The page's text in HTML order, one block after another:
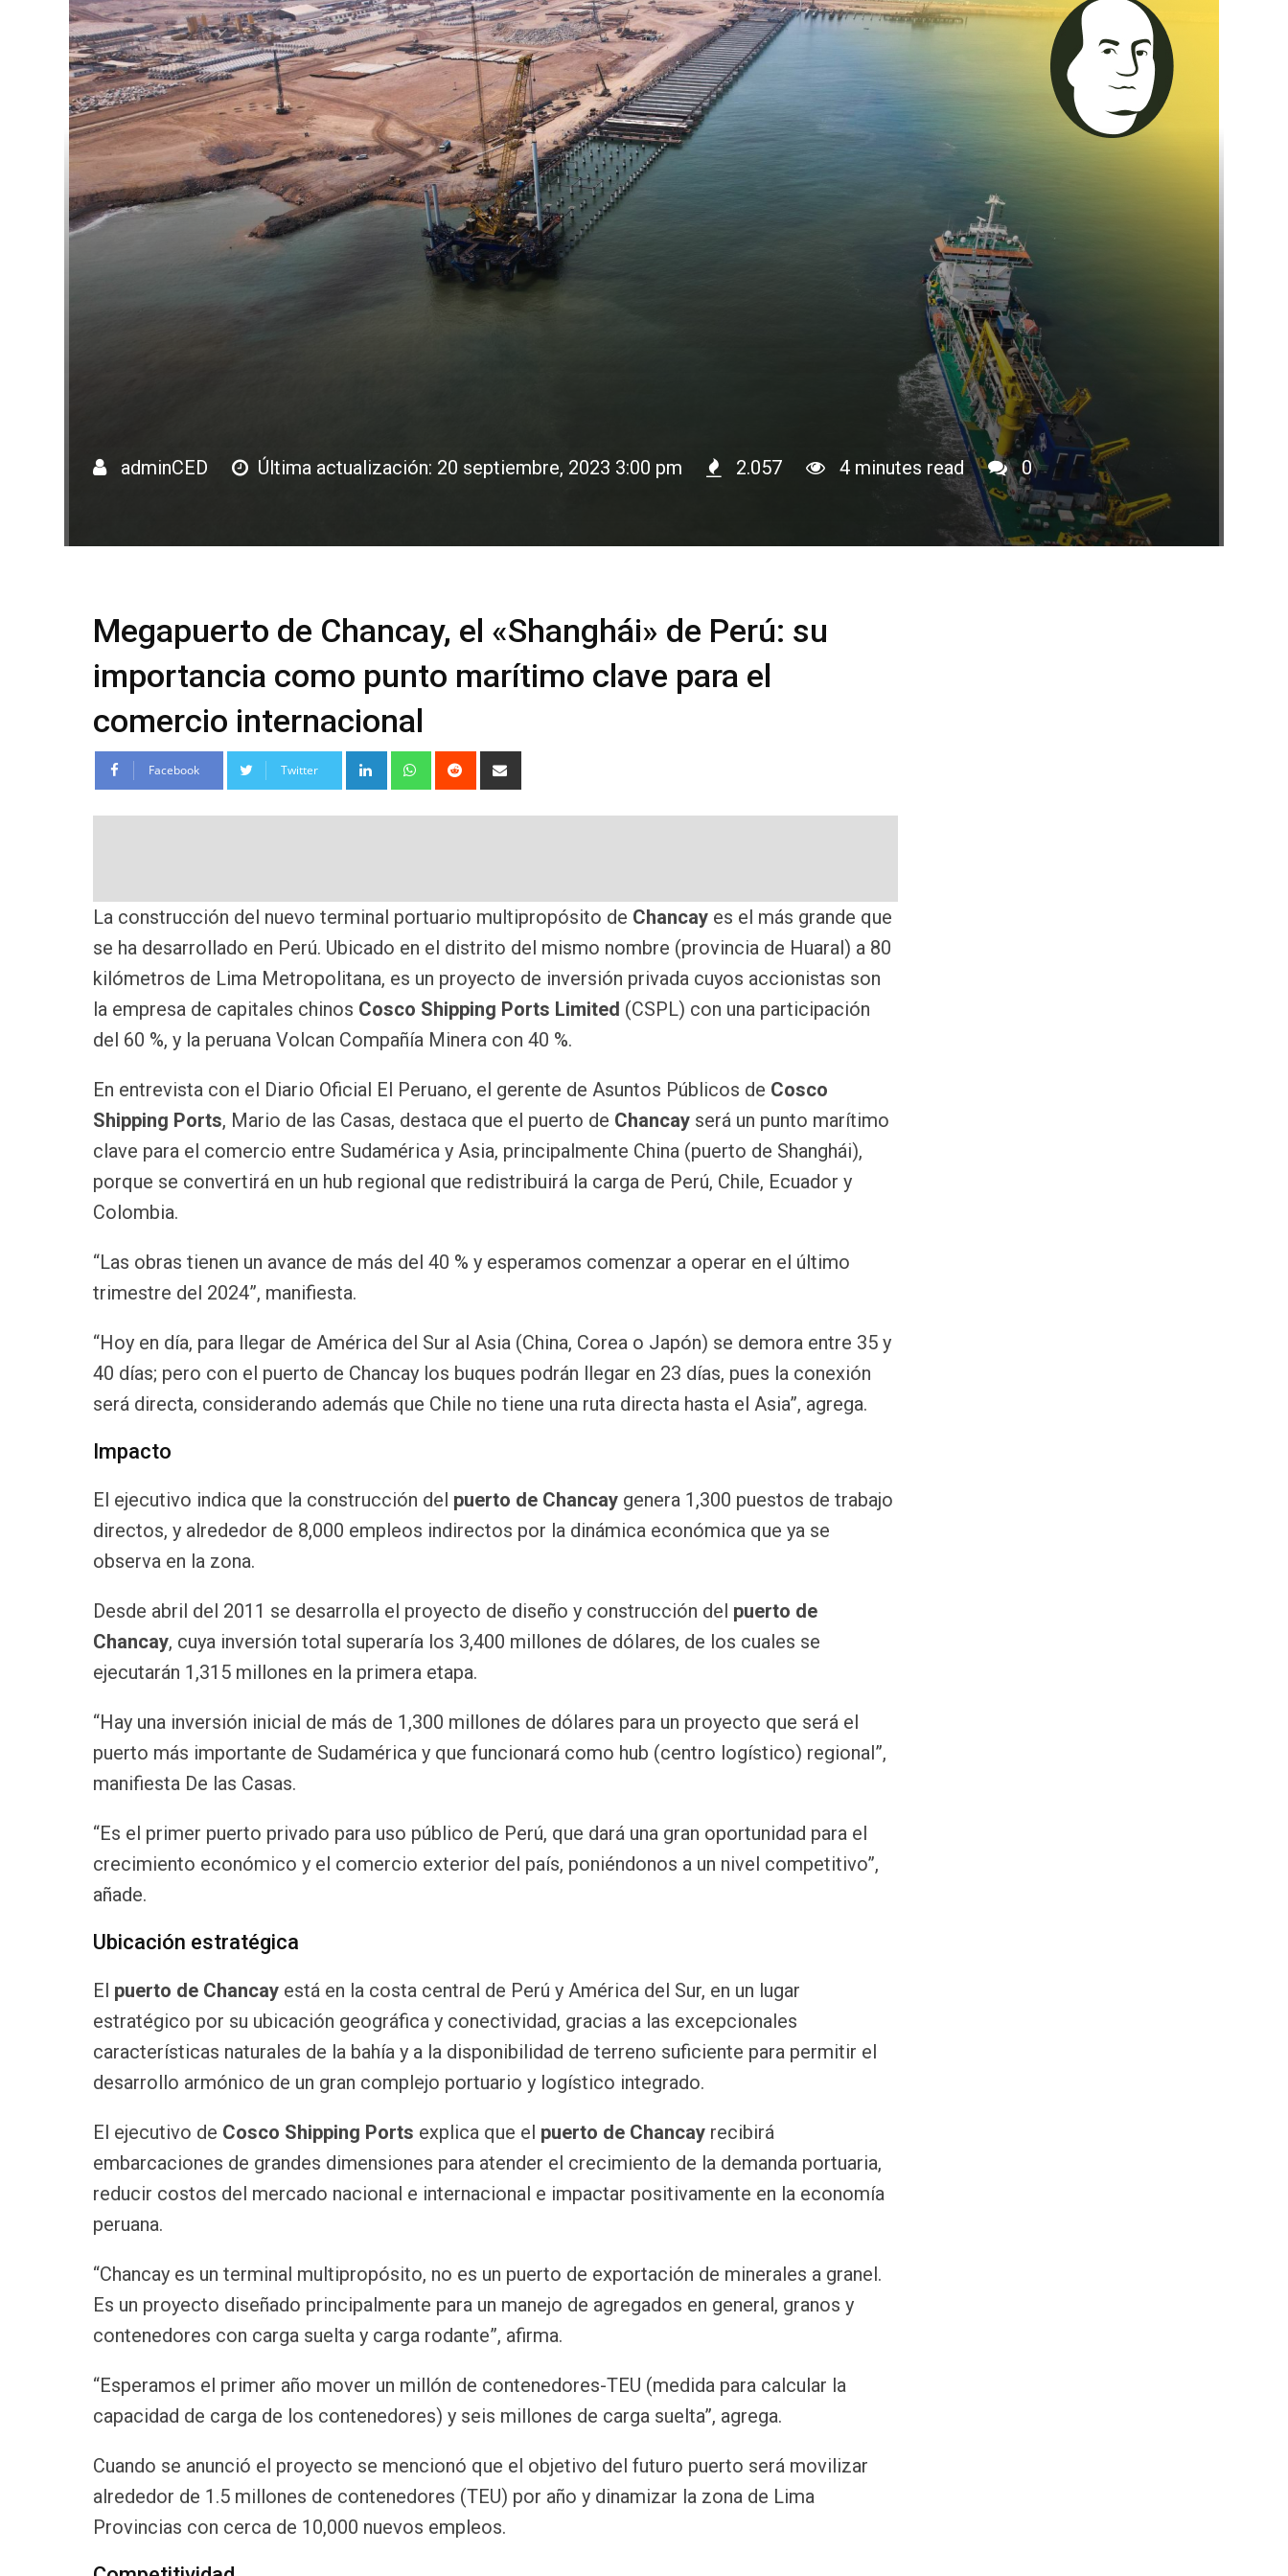
adminCED Última actualización: 20 septiembre, 2023 3:00 pm 2.057 4 minutes read 0
Megapuerto de Chancay, el «Shanghái» de Perú: su
importancia como punto marítimo clave para el
comercio internacional
Facebook Twitter LinkedInWhatsapp
Reddit
via
La construcción del nuevo terminal portuario multipropósito de Chancay es el más grande que
se ha desarrollado en Perú. Ubicado en el distrito del mismo nombre (provincia de Huaral) a 80
kilómetros de Lima Metropolitana, es un proyecto de inversión privada cuyos accionistas son
la empresa de capitales chinos Cosco Shipping Ports Limited (CSPL) con una participación
del 60 %, y la peruana Volcan Compañía Minera con 40 %.
En entrevista con el Diario Oficial El Peruano, el gerente de Asuntos Públicos de Cosco
Shipping Ports, Mario de las Casas, destaca que el puerto de Chancay será un punto marítimo
clave para el comercio entre Sudamérica y Asia, principalmente China (puerto de Shanghái),
porque se convertirá en un hub regional que redistribuirá la carga de Perú, Chile, Ecuador y
Colombia.
“Las obras tienen un avance de más del 40 % y esperamos comenzar a operar en el último
trimestre del 2024”, manifiesta.
“Hoy en día, para llegar de América del Sur al Asia (China, Corea o Japón) se demora entre 35 y
40 días; pero con el puerto de Chancay los buques podrán llegar en 23 días, pues la conexión
será directa, considerando además que Chile no tiene una ruta directa hasta el Asia”, agrega.
Impacto
El ejecutivo indica que la construcción del puerto de Chancay genera 1,300 puestos de trabajo
directos, y alrededor de 8,000 empleos indirectos por la dinámica económica que ya se
observa en la zona.
Desde abril del 2011 se desarrolla el proyecto de diseño y construcción del puerto de
Chancay, cuya inversión total superaría los 3,400 millones de dólares, de los cuales se
ejecutarán 1,315 millones en la primera etapa.
“Hay una inversión inicial de más de 1,300 millones de dólares para un proyecto que será el
puerto más importante de Sudamérica y que funcionará como hub (centro logístico) regional”,
manifiesta De las Casas.
“Es el primer puerto privado para uso público de Perú, que dará una gran oportunidad para el
crecimiento económico y el comercio exterior del país, poniéndonos a un nivel competitivo”,
añade.
Ubicación estratégica
El puerto de Chancay está en la costa central de Perú y América del Sur, en un lugar
estratégico por su ubicación geográfica y conectividad, gracias a las excepcionales
características naturales de la bahía y a la disponibilidad de terreno suficiente para permitir el
desarrollo armónico de un gran complejo portuario y logístico integrado.
El ejecutivo de Cosco Shipping Ports explica que el puerto de Chancay recibirá
embarcaciones de grandes dimensiones para atender el crecimiento de la demanda portuaria,
reducir costos del mercado nacional e internacional e impactar positivamente en la economía
peruana.
“Chancay es un terminal multipropósito, no es un puerto de exportación de minerales a granel.
Es un proyecto diseñado principalmente para un manejo de agregados en general, granos y
contenedores con carga suelta y carga rodante”, afirma.
“Esperamos el primer año mover un millón de contenedores-TEU (medida para calcular la
capacidad de carga de los contenedores) y seis millones de carga suelta”, agrega.
Cuando se anunció el proyecto se mencionó que el objetivo del futuro puerto será movilizar
alrededor de 1.5 millones de contenedores (TEU) por año y dinamizar la zona de Lima
Provincias con cerca de 10,000 nuevos empleos.